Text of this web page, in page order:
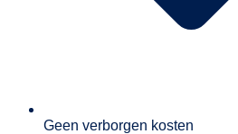
Geen verborgen kosten